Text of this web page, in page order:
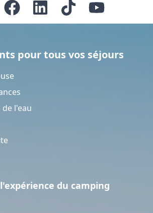
pour tous vos séjours
l'eau
du camping